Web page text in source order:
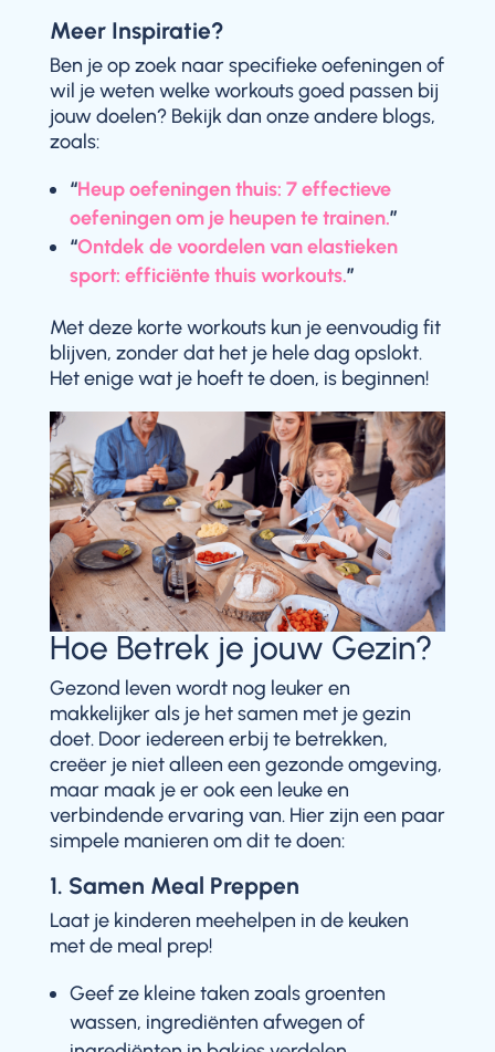
Meer Inspiratie?
Ben je op zoek naar specifieke oefeningen of
wil je weten welke workouts goed passen bij
jouw doelen? Bekijk dan onze andere blogs,
zoals:
“Heup oefeningen thuis: 7 effectieve
oefeningen om je heupen te trainen.”
“Ontdek de voordelen van elastieken
sport: efficiënte thuis workouts.”
Met deze korte workouts kun je eenvoudig fit
blijven, zonder dat het je hele dag opslokt.
Het enige wat je hoeft te doen, is beginnen!
Hoe Betrek je jouw Gezin?
Gezond leven wordt nog leuker en
makkelijker als je het samen met je gezin
doet. Door iedereen erbij te betrekken,
creëer je niet alleen een gezonde omgeving,
maar maak je er ook een leuke en
verbindende ervaring van. Hier zijn een paar
simpele manieren om dit te doen:
1. Samen Meal Preppen
Laat je kinderen meehelpen in de keuken
met de meal prep!
Geef ze kleine taken zoals groenten
wassen, ingrediënten afwegen of